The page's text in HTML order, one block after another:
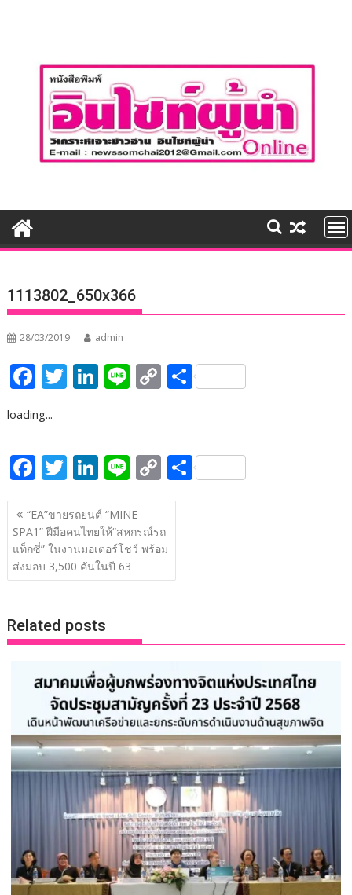
1113802_650x366
28/03/2019 admin
F
e
b
o
o
k
T
er
Li
e
dI
n
Li C
y
Li
n
k
S
e
loading...
F
ac
e
b
o
k
T
w
itt
er
Li
n
k
e
dI
Li
n
e
C
o
y
S
แนะแนว
เรื่อง
“EA”ขายรถยนต์ “MINE
SPA1” ฝีมือคนไทยให้“สหกรณ์รถ
แท็กซี่” ในงานมอเตอร์โชว์ พร้อม
ส่งมอบ 3,500 คันในปี 63
Related posts